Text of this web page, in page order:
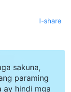
I-share
sakuna,
paraming
ay hindi mga